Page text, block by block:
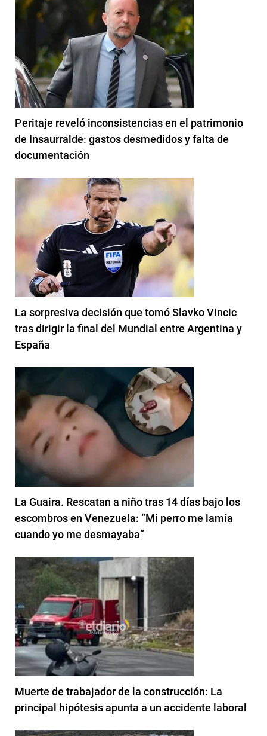
Peritaje reveló inconsistencias en el patrimonio
de Insaurralde: gastos desmedidos y falta de
documentación
La sorpresiva decisión que tomó Slavko Vincic
tras dirigir la final del Mundial entre Argentina y
España
La Guaira. Rescatan a niño tras 14 días bajo los
escombros en Venezuela: “Mi perro me lamía
cuando yo me desmayaba”
Muerte de trabajador de la construcción: La
principal hipótesis apunta a un accidente laboral